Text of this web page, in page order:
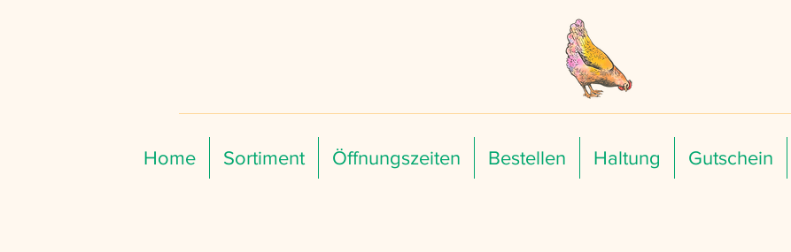
Home Sortiment Öffnungszeiten Bestellen Haltung Gutschein